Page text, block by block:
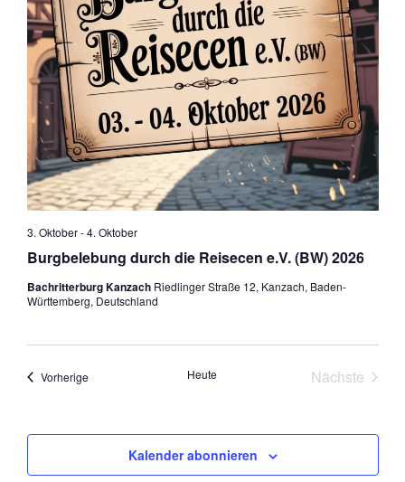
Burgbelebung durch die Reisecen e.V. (BW) 2026
3. Oktober-4. Oktober
Bachritterburg Kanzach Riedlinger Straße 12, Kanzach, Baden-
Württemberg, Deutschland
VorherigeVeranstaltungen Heute
Nächste
Kalender abonnieren